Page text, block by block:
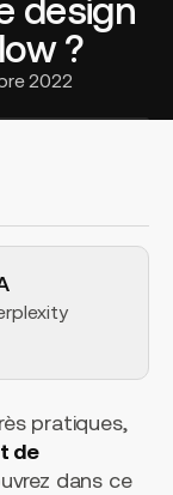
design
?
2022
pratiques,
de
dans ce